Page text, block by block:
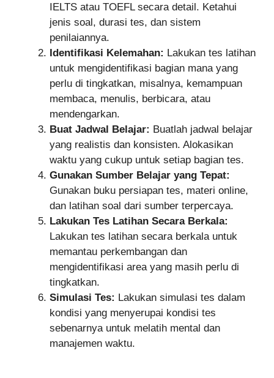
IELTS atau TOEFL secara detail. Ketahui
jenis soal, durasi tes, dan sistem
penilaiannya.
Identifikasi Kelemahan: Lakukan tes latihan
untuk mengidentifikasi bagian mana yang
perlu di tingkatkan, misalnya, kemampuan
membaca, menulis, berbicara, atau
mendengarkan.
Buat Jadwal Belajar: Buatlah jadwal belajar
yang realistis dan konsisten. Alokasikan
waktu yang cukup untuk setiap bagian tes.
Gunakan Sumber Belajar yang Tepat:
Gunakan buku persiapan tes, materi online,
dan latihan soal dari sumber terpercaya.
Lakukan Tes Latihan Secara Berkala:
Lakukan tes latihan secara berkala untuk
memantau perkembangan dan
mengidentifikasi area yang masih perlu di
tingkatkan.
Simulasi Tes: Lakukan simulasi tes dalam
kondisi yang menyerupai kondisi tes
sebenarnya untuk melatih mental dan
manajemen waktu.